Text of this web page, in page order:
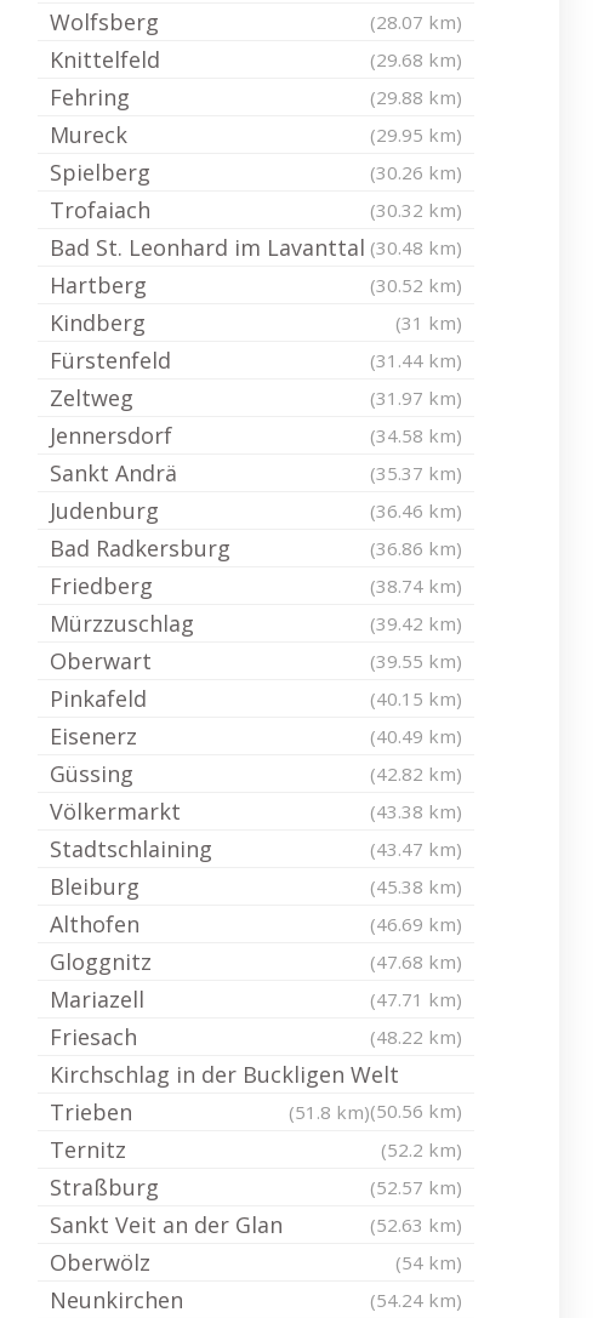
Wolfsberg (28.07 km)
Knittelfeld (29.68 km)
Fehring (29.88 km)
Mureck (29.95 km)
Spielberg (30.26 km)
Trofaiach (30.32 km)
Bad St. Leonhard im Lavanttal (30.48 km)
Hartberg (30.52 km)
Kindberg (31 km)
Fürstenfeld (31.44 km)
Zeltweg (31.97 km)
Jennersdorf (34.58 km)
Sankt Andrä (35.37 km)
Judenburg (36.46 km)
Bad Radkersburg (36.86 km)
Friedberg (38.74 km)
Mürzzuschlag (39.42 km)
Oberwart (39.55 km)
Pinkafeld (40.15 km)
Eisenerz (40.49 km)
Güssing (42.82 km)
Völkermarkt (43.38 km)
Stadtschlaining (43.47 km)
Bleiburg (45.38 km)
Althofen (46.69 km)
Gloggnitz (47.68 km)
Mariazell (47.71 km)
Friesach (48.22 km)
Kirchschlag in der Buckligen Welt
(50.56 km)
Trieben (51.8 km)
Ternitz (52.2 km)
Straßburg (52.57 km)
Sankt Veit an der Glan (52.63 km)
Oberwölz (54 km)
Neunkirchen (54.24 km)